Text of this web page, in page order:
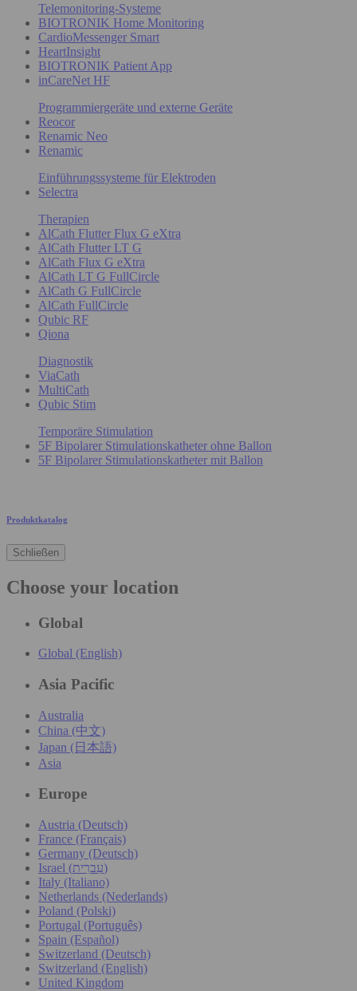
Telemonitoring-Systeme
BIOTRONIK Home Monitoring
CardioMessenger Smart
HeartInsight
BIOTRONIK Patient App
inCareNet HF
Programmiergeräte und externe Geräte
Reocor
Renamic Neo
Renamic
Einführungssysteme für Elektroden
Selectra
Therapien
AlCath Flutter Flux G eXtra
AlCath Flutter LT G
AlCath Flux G eXtra
AlCath LT G FullCircle
AlCath G FullCircle
AlCath FullCircle
Qubic RF
Qiona
Diagnostik
ViaCath
MultiCath
Qubic Stim
Temporäre Stimulation
5F Bipolarer Stimulationskatheter ohne Ballon
5F Bipolarer Stimulationskatheter mit Ballon
Produktkatalog
Schließen
Choose your location
Global
Global (English)
Asia Pacific
Australia
China (中文)
Japan (日本語)
Asia
Europe
Austria (Deutsch)
France (Français)
Germany (Deutsch)
Israel (עִברִית)
Italy (Italiano)
Netherlands (Nederlands)
Poland (Polski)
Portugal (Português)
Spain (Español)
Switzerland (Deutsch)
Switzerland (English)
United Kingdom